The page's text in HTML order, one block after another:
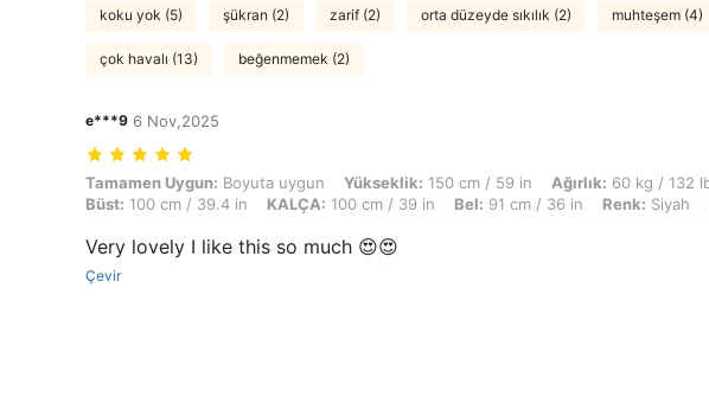
koku yok (5) şükran (2) zarif (2) orta düzeyde sıkılık (2) muhteşem (4)
çok havalı (13) beğenmemek (2)
e***9 6 Nov,2025
Tamamen Uygun: Boyuta uygun, Yükseklik: 150 cm / 59 in, Ağırlık: 60 kg / 132 lbs, Vücut
Tamamen Uygun: Boyuta uygun Yükseklik: 150 cm / 59 in Ağırlık: 60 kg / 132
Büst: 100 cm / 39.4 in KALÇA: 100 cm / 39 in Bel: 91 cm / 36 in Renk: Siyah
Very lovely I like this so much 😍😍
Çevir